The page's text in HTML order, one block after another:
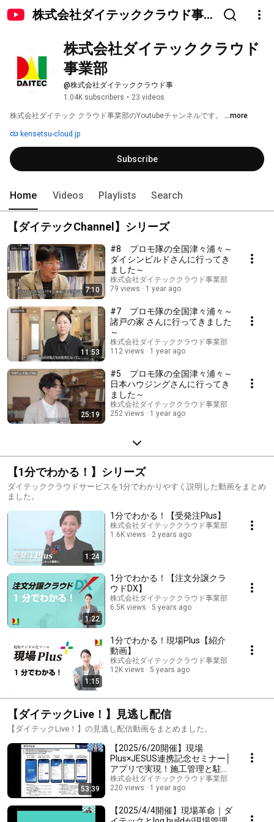
株式会社ダイテッククラウド事
株式会社ダイテッククラウド
事業部
@株式会社ダイテッククラウド事
1.04K subscribers • 23 videos
株式会社ダイテック クラウド事業部のYoutubeチャンネルです。 ...more
kensetsu-cloud.jp
Subscribe
Home Videos Playlists Search
【ダイテックChannel】シリーズ
7:10
#8 プロモ隊の全国津々浦々～
ダイシンビルドさんに行ってき
ました～
株式会社ダイテッククラウド事業部
79 views
1 year ago
11:53
#7 プロモ隊の全国津々浦々～
諸戸の家 さんに行ってきました
～
株式会社ダイテッククラウド事業部
112 views
1 year ago
25:19
#5 プロモ隊の全国津々浦々～
日本ハウジングさんに行ってき
ました～
株式会社ダイテッククラウド事業部
252 views
1 year ago
【1分でわかる！】シリーズ
ダイテッククラウドサービスを1分でわかりやすく説明した動画をまとめ
ました。
1:24
1分でわかる！【受発注Plus】
株式会社ダイテッククラウド事業部
1.6K views
2 years ago
1:22
1分でわかる！【注文分譲クラ
ウドDX】
株式会社ダイテッククラウド事業部
6.5K views
5 years ago
1:15
1分でわかる！現場Plus【紹介
動画】
株式会社ダイテッククラウド事業部
12K views
5 years ago
【ダイテックLive！】見逃し配信
【ダイテックLive！】の見逃し配信動画をまとめました。
53:39
【2025/6/20開催】現場
Plus×JESUS連携記念セミナー│
アプリで実現！施工管理と駐車
場手配のどこでも“スマート管
理”
株式会社ダイテッククラウド事業部
220 views
1 year ago
【2025/4/4開催】現場革命｜ダ